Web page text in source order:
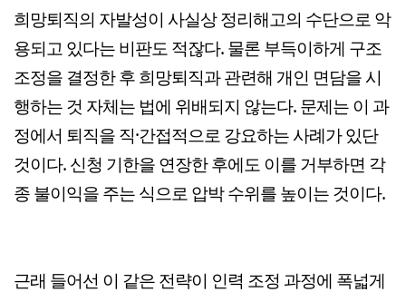
희망퇴직의 자발성이 사실상 정리해고의 수단으로 악
용되고 있다는 비판도 적잖다. 물론 부득이하게 구조
조정을 결정한 후 희망퇴직과 관련해 개인 면담을 시
행하는 것 자체는 법에 위배되지 않는다. 문제는 이 과
정에서 퇴직을 직·간접적으로 강요하는 사례가 있단
것이다. 신청 기한을 연장한 후에도 이를 거부하면 각
종 불이익을 주는 식으로 압박 수위를 높이는 것이다.
근래 들어선 이 같은 전략이 인력 조정 과정에 폭넓게